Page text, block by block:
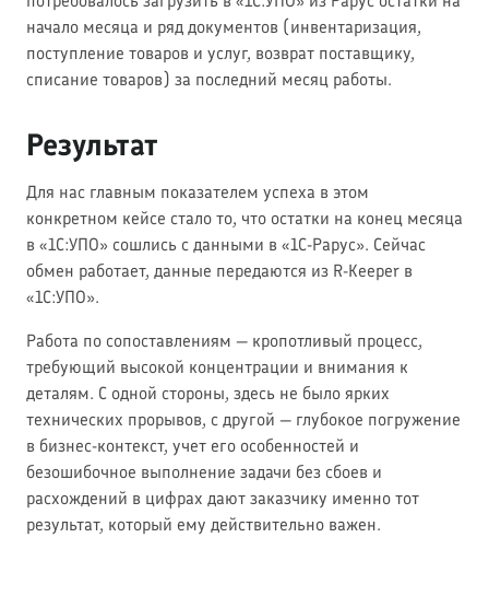
начало месяца и ряд документов (инвентаризация,
поступление товаров и услуг, возврат поставщику,
списание товаров) за последний месяц работы.
Результат
Для нас главным показателем успеха в этом
конкретном кейсе стало то, что остатки на конец месяца
в «1С:УПО» сошлись с данными в «1С-Рарус». Сейчас
обмен работает, данные передаются из R-Keeper в
«1С:УПО».
Работа по сопоставлениям — кропотливый процесс,
требующий высокой концентрации и внимания к
деталям. С одной стороны, здесь не было ярких
технических прорывов, с другой — глубокое погружение
в бизнес-контекст, учет его особенностей и
безошибочное выполнение задачи без сбоев и
расхождений в цифрах дают заказчику именно тот
результат, который ему действительно важен.